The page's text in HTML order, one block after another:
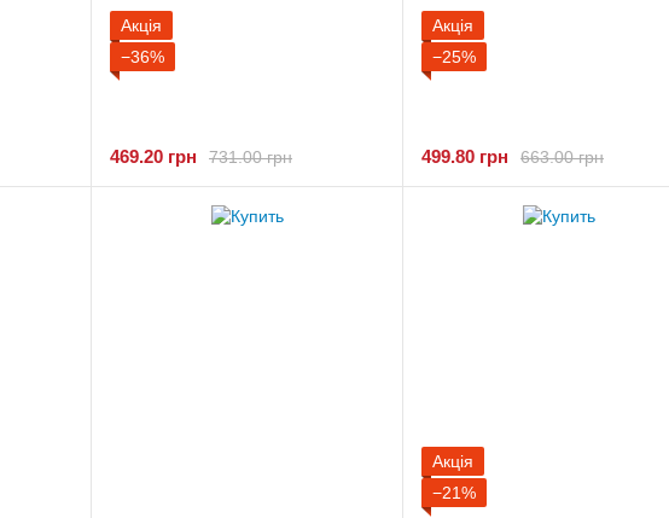
Акція
−36%
731.00 грн
469.20 грн
Акція
−25%
663.00 грн
499.80 грн
Акція
−21%